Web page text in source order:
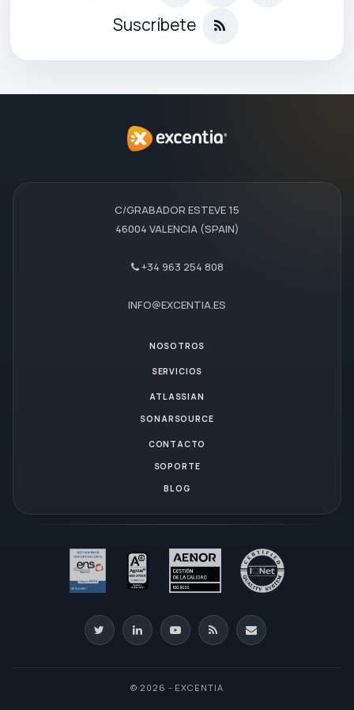
Suscríbete
C/GRABADOR ESTEVE 15
46004 VALENCIA (SPAIN)
+34 963 254 808
INFO@EXCENTIA.ES
NOSOTROS
SERVICIOS
ATLASSIAN
SONARSOURCE
CONTACTO
SOPORTE
BLOG
© 2026 - EXCENTIA